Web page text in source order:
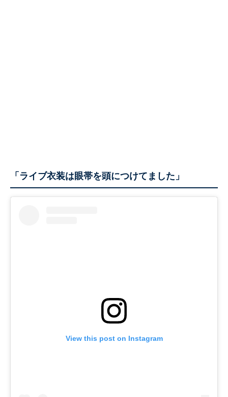
「ライブ衣装は眼帯を頭につけてました」
View this post on Instagram